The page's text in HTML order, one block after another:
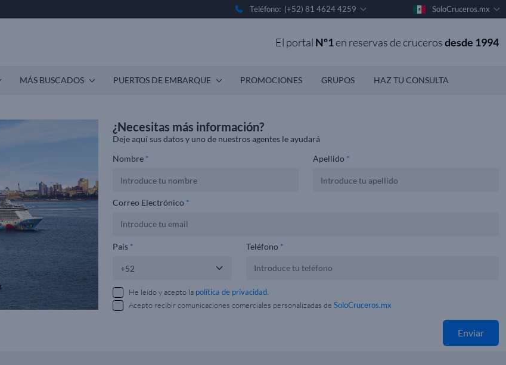
Teléfono: (+52) 81 4624 4259 SoloCruceros.mx
El portal Nº1en reservas de crucerosdesde 1994
MÁS BUSCADOS PUERTOS DE EMBARQUE PROMOCIONES GRUPOS HAZ TU CONSULTA
¿Necesitas más información?
Deje aquí sus datos y uno de nuestros agentes le ayudará
Nombre * Apellido *
Correo Electrónico *
País * Teléfono *
He leído y acepto la política de privacidad.
Acepto recibir comunicaciones comerciales personalizadas de SoloCruceros.mx
Enviar